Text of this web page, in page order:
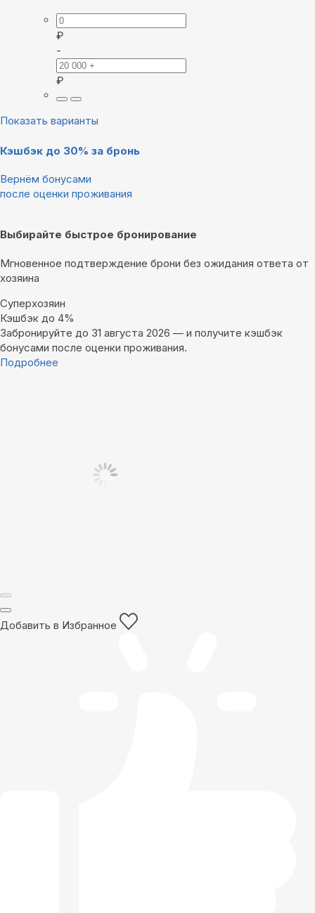
₽
-
₽
Показать варианты
Кэшбэк до 30% за бронь
Вернём бонусами
после оценки проживания
Выбирайте быстрое бронирование
Мгновенное подтверждение брони без ожидания ответа от
хозяина
Суперхозяин
Кэшбэк до 4%
Забронируйте до 31 августа 2026 — и получите кэшбэк
бонусами после оценки проживания.
Подробнее
Добавить в Избранное